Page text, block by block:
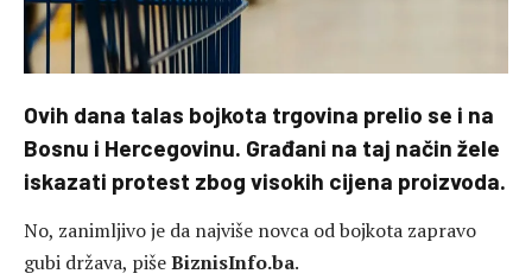
Ovih dana talas bojkota trgovina prelio se i na
Bosnu i Hercegovinu. Građani na taj način žele
iskazati protest zbog visokih cijena proizvoda.
No, zanimljivo je da najviše novca od bojkota zapravo
gubi država, pišeBiznisInfo.ba.